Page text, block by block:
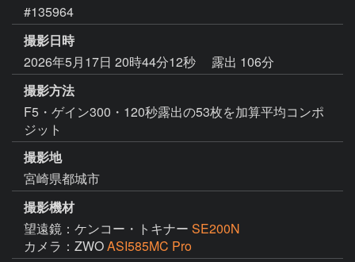
#135964
撮影日時
2026年5月17日 20時44分12秒
露出 106分
撮影方法
F5・ゲイン300・120秒露出の53枚を加算平均コンポ
ジット
撮影地
宮崎県都城市
撮影機材
望遠鏡：ケンコー・トキナー SE200N
カメラ：ZWOASI585MC Pro